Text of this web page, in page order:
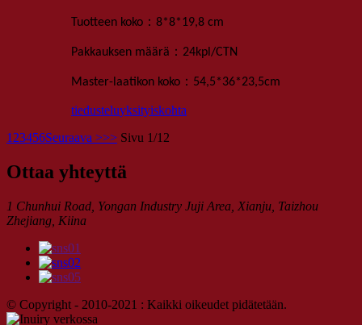
Tuotteen koko ： 8*8*19,8 cm
Pakkauksen määrä ： 24kpl/CTN
Master-laatikon koko ： 54,5*36*23,5cm
tiedusteluyksityiskohta
1 23456Seuraava >>> Sivu 1/12
Ottaa yhteyttä
1 Chunhui Road, Yongan Industry Juji Area, Xianju, Taizhou
Zhejiang, Kiina
© Copyright - 2010-2021 : Kaikki oikeudet pidätetään.